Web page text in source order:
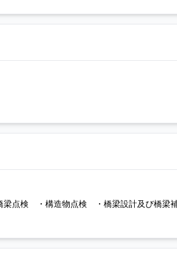
梁点検 ・構造物点検 ・橋梁設計及び橋梁